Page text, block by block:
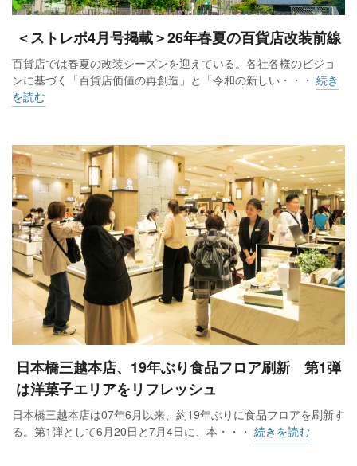
＜ストレポ4月号掲載＞26年春夏の百貨店改装前線
百貨店では春夏の改装シーズンを迎えている。各社各様のビジョ
ンに基づく「百貨店価値の再創造」と「令和の新しい・・・ 続き
を読む
日本橋三越本店、19年ぶり食品フロア刷新 第1弾
は洋菓子エリアをリフレッシュ
日本橋三越本店は07年6月以来、約19年ぶりに食品フロアを刷新す
る。第1弾として6月20日と7月4日に、本・・・ 続きを読む